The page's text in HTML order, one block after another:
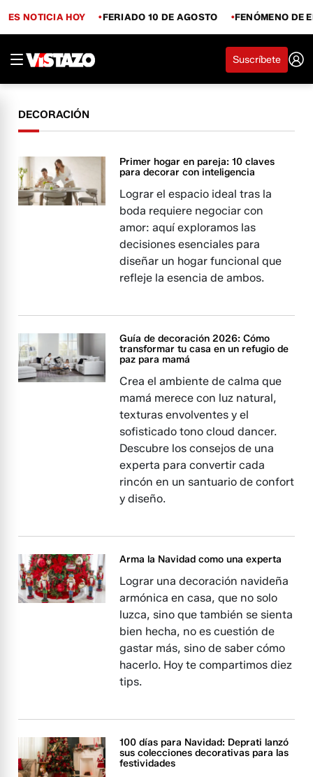
ES NOTICIA HOY FERIADO 10 DE AGOSTO FENÓMENO DE
Suscríbete
DECORACIÓN
Primer hogar en pareja: 10 claves
para decorar con inteligencia
Lograr el espacio ideal tras la
boda requiere negociar con
amor: aquí exploramos las
decisiones esenciales para
diseñar un hogar funcional que
refleje la esencia de ambos.
Guía de decoración 2026: Cómo
transformar tu casa en un refugio de
paz para mamá
Crea el ambiente de calma que
mamá merece con luz natural,
texturas envolventes y el
sofisticado tono cloud dancer.
Descubre los consejos de una
experta para convertir cada
rincón en un santuario de confort
y diseño.
Arma la Navidad como una experta
Lograr una decoración navideña
armónica en casa, que no solo
luzca, sino que también se sienta
bien hecha, no es cuestión de
gastar más, sino de saber cómo
hacerlo. Hoy te compartimos diez
tips.
100 días para Navidad: Deprati lanzó
sus colecciones decorativas para las
festividades